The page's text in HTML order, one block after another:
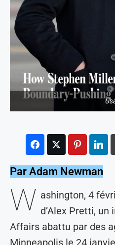
Par Adam Newman
W ashington, 4
d’Alex Pretti,
Affairs abattu par des
Minneapolis le 24